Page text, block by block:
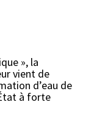
», la
vient de
d’eau de
à forte